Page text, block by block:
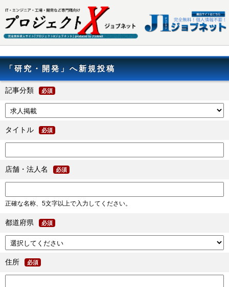
「研究・開発」へ新規投稿
記事分類 必須
タイトル 必須
店舗・法人名 必須
正確な名称、5文字以上で入力してください。
都道府県 必須
住所 必須